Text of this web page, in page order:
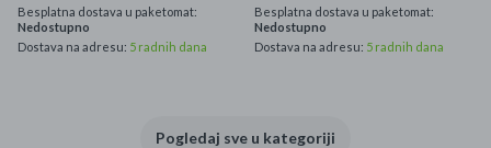
Besplatna dostava u paketomat:
Nedostupno
Dostava na adresu: 5 radnih dana
Besplatna dostava u paketomat:
Nedostupno
Dostava na adresu: 5 radnih dana
Pogledaj sve u kategoriji